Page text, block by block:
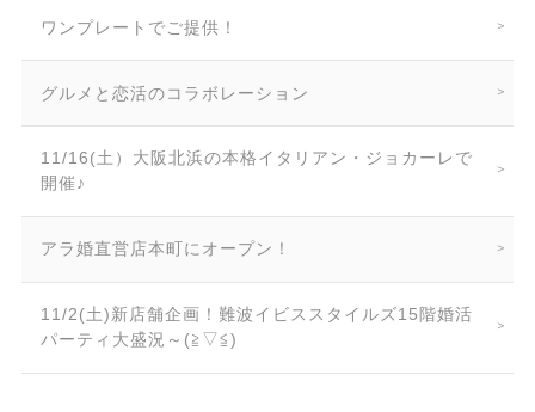
ワンプレートでご提供！
グルメと恋活のコラボレーション
11/16(土）大阪北浜の本格イタリアン・ジョカーレで
開催♪
アラ婚直営店本町にオープン！
11/2(土)新店舗企画！難波イビススタイルズ15階婚活
パーティ大盛況～(≧▽≦)